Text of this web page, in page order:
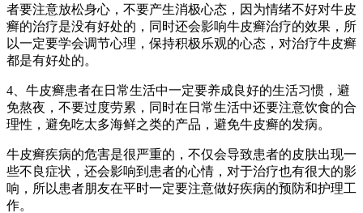
者要注意放松身心，不要产生消极心态，因为情绪不好对牛皮
癣的治疗是没有好处的，同时还会影响牛皮癣治疗的效果，所
以一定要学会调节心理，保持积极乐观的心态，对治疗牛皮癣
都是有好处的。
4、牛皮癣患者在日常生活中一定要养成良好的生活习惯，避
免熬夜，不要过度劳累，同时在日常生活中还要注意饮食的合
理性，避免吃太多海鲜之类的产品，避免牛皮癣的发病。
牛皮癣疾病的危害是很严重的，不仅会导致患者的皮肤出现一
些不良症状，还会影响到患者的心情，对于治疗也有很大的影
响，所以患者朋友在平时一定要注意做好疾病的预防和护理工
作。